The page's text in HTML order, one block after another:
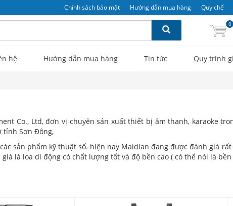
Chính sách bảo mật Hướng dẫn mua hàng Quy chế
0
hệ Hướng dẫn mua hàng Tin tức Quy trình
Co., Ltd, đơn vị chuyên sản xuất thiết bị âm thanh, karaoke
tỉnh Sơn Đông,
sản phẩm kỹ thuật số. hiện nay Maidian đang được đánh giá
là loa di động có chất lượng tốt và độ bền cao ( có thể nói là